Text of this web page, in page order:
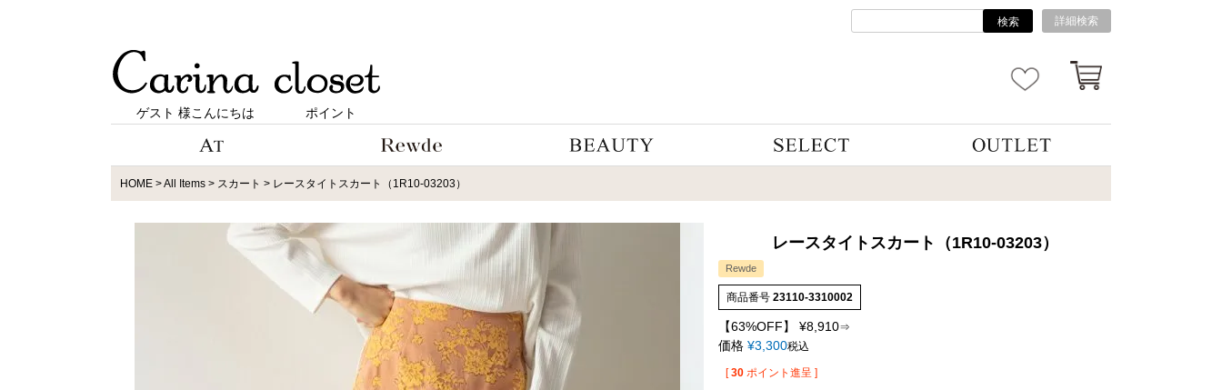
検索 詳細検索
ゲスト 様こんにちは ポイント
HOME All Items スカート レースタイトスカート（1R10-03203）
レースタイトスカート（1R10-03203）
Rewde
商品番号 23110-3310002
【63%OFF】 ¥8,910⇒
価格 ¥3,300税込
[ 30 ポイント進呈 ]